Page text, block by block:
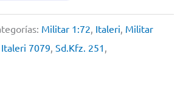
Militar 1:72, Italeri, Militar
Italeri 7079, Sd.Kfz. 251 ,